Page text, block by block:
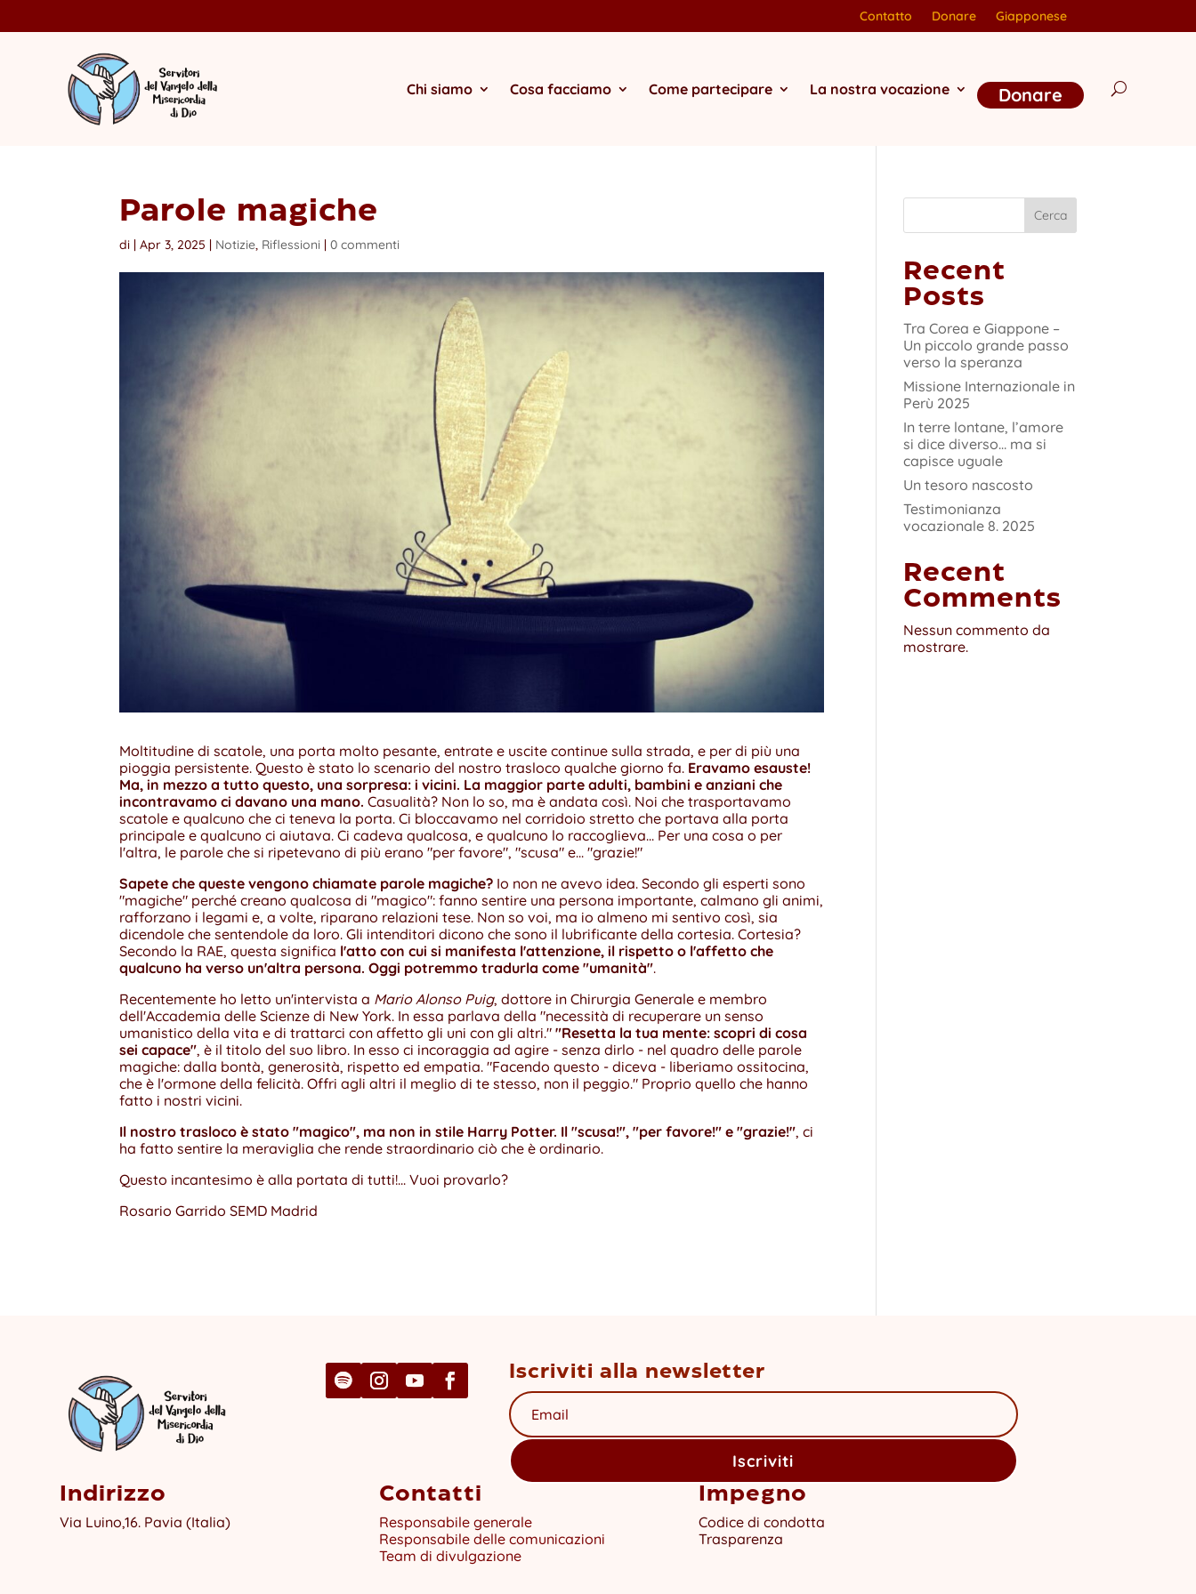
Contatto Donare Giapponese
Chi siamo Cosa facciamo Come partecipare La nostra vocazione Donare
Parole magiche
di |Apr 3, 2025 | Notizie, Riflessioni |0 commenti
Moltitudine di scatole, una porta molto pesante, entrate e uscite continue sulla strada, e per di più una
pioggia persistente. Questo è stato lo scenario del nostro trasloco qualche giorno fa. Eravamo esauste!
Ma, in mezzo a tutto questo, una sorpresa: i vicini. La maggior parte adulti, bambini e anziani che
incontravamo ci davano una mano. Casualità? Non lo so, ma è andata così. Noi che trasportavamo
scatole e qualcuno che ci teneva la porta. Ci bloccavamo nel corridoio stretto che portava alla porta
principale e qualcuno ci aiutava. Ci cadeva qualcosa, e qualcuno lo raccoglieva... Per una cosa o per
l'altra, le parole che si ripetevano di più erano "per favore", "scusa" e... "grazie!"
Sapete che queste vengono chiamate parole magiche? Io non ne avevo idea. Secondo gli esperti sono
"magiche" perché creano qualcosa di "magico": fanno sentire una persona importante, calmano gli animi,
rafforzano i legami e, a volte, riparano relazioni tese. Non so voi, ma io almeno mi sentivo così, sia
dicendole che sentendole da loro. Gli intenditori dicono che sono il lubrificante della cortesia. Cortesia?
Secondo la RAE, questa significa l'atto con cui si manifesta l'attenzione, il rispetto o l'affetto che
qualcuno ha verso un'altra persona. Oggi potremmo tradurla come "umanità".
Recentemente ho letto un'intervista a Mario Alonso Puig, dottore in Chirurgia Generale e membro
dell'Accademia delle Scienze di New York. In essa parlava della "necessità di recuperare un senso
umanistico della vita e di trattarci con affetto gli uni con gli altri.""Resetta la tua mente: scopri di cosa
sei capace", è il titolo del suo libro. In esso ci incoraggia ad agire - senza dirlo - nel quadro delle parole
magiche: dalla bontà, generosità, rispetto ed empatia. "Facendo questo - diceva - liberiamo ossitocina,
che è l'ormone della felicità. Offri agli altri il meglio di te stesso, non il peggio." Proprio quello che hanno
fatto i nostri vicini.
Il nostro trasloco è stato "magico", ma non in stile Harry Potter. Il "scusa!", "per favore!" e "grazie!", ci
ha fatto sentire la meraviglia che rende straordinario ciò che è ordinario.
Questo incantesimo è alla portata di tutti!... Vuoi provarlo?
Rosario Garrido SEMD Madrid
Cerca
Recent
Posts
Tra Corea e Giappone –
Un piccolo grande passo
verso la speranza
Missione Internazionale in
Perù 2025
In terre lontane, l’amore
si dice diverso… ma si
capisce uguale
Un tesoro nascosto
Testimonianza
vocazionale 8. 2025
Recent
Comments
Nessun commento da
mostrare.
Iscriviti alla newsletter
Iscriviti
Indirizzo
Via Luino,16. Pavia (Italia)
Contatti
Responsabile generale
Responsabile delle comunicazioni
Team di divulgazione
Impegno
Codice di condotta
Trasparenza